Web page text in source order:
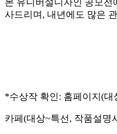
본 유니버설디자인 공모
사드리며, 내년에도 많은
*수상작 확인: 홈페이지(대
카페(대상~특선, 작품설명